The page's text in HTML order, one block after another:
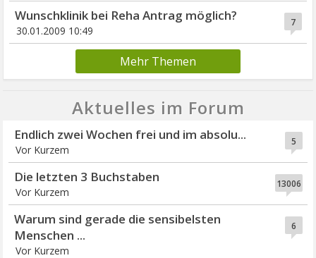
7
Wunschklinik bei Reha Antrag möglich?
30.01.2009 10:49
Mehr Themen
Aktuelles im Forum
5
Endlich zwei Wochen frei und im absolu...
Vor Kurzem
13006
Die letzten 3 Buchstaben
Vor Kurzem
6
Warum sind gerade die sensibelsten
Menschen ...
Vor Kurzem